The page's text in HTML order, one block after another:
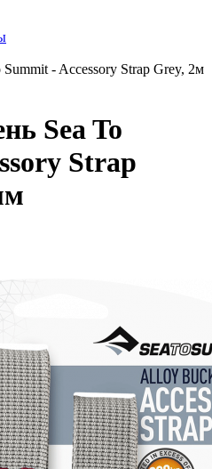
- Accessory Strap Grey, 2м
Sea To
Strap